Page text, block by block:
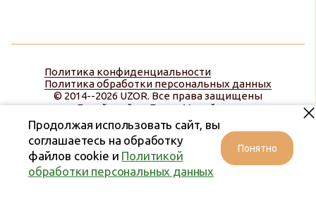
Политика конфиденциальности
Политика обработки персональных данных
© 2014--2026 UZOR. Все права защищены
Дизайн сайта:Диана Меняйлова
Продолжая использовать сайт, вы
соглашаетесь на обработку
файлов cookie и Политикой
обработки персональных данных
Понятно